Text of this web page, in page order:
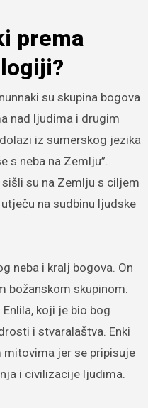
prema
su skupina bogova
nad ljudima i drugim
iz sumerskog jezika
s neba na Zemlju”.
su na Zemlju s ciljem
na sudbinu ljudske
neba i kralj bogova. On
božanskom skupinom.
koji je bio bog
i stvaralaštva. Enki
mitovima jer se pripisuje
i civilizacije ljudima.